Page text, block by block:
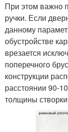
При этом важно
ручки. Если
данному
обустройстве
врезается
поперечного
конструкции
расстоянии 90-
толщины